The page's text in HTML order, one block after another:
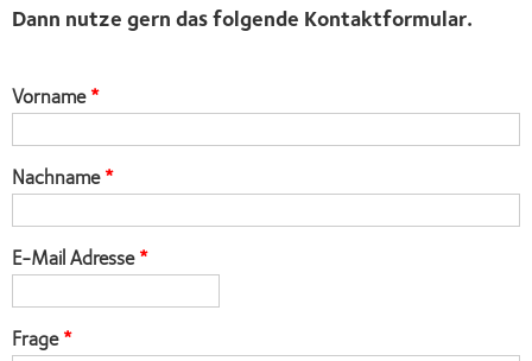
Dann nutze gern das folgende Kontaktformular.
Vorname
Nachname
E-Mail Adresse
Frage